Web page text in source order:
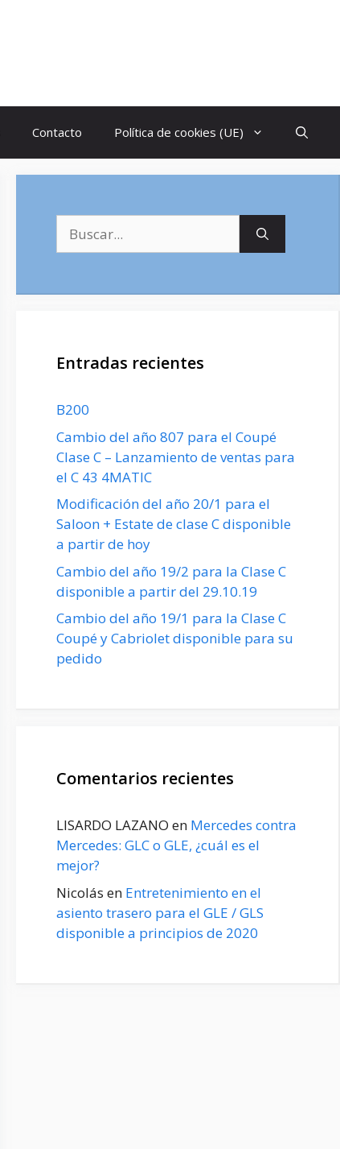
Contacto Política de cookies (UE)
Entradas recientes
B200
Cambio del año 807 para el Coupé
Clase C – Lanzamiento de ventas para
el C 43 4MATIC
Modificación del año 20/1 para el
Saloon + Estate de clase C disponible
a partir de hoy
Cambio del año 19/2 para la Clase C
disponible a partir del 29.10.19
Cambio del año 19/1 para la Clase C
Coupé y Cabriolet disponible para su
pedido
Comentarios recientes
LISARDO LAZANO en Mercedes contra
Mercedes: GLC o GLE, ¿cuál es el
mejor?
Nicolás en Entretenimiento en el
asiento trasero para el GLE / GLS
disponible a principios de 2020